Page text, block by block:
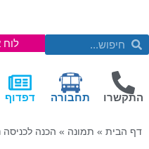
לוח
התקשרו תחבורה דפדוף
דף הבית » תמונה » הכנה